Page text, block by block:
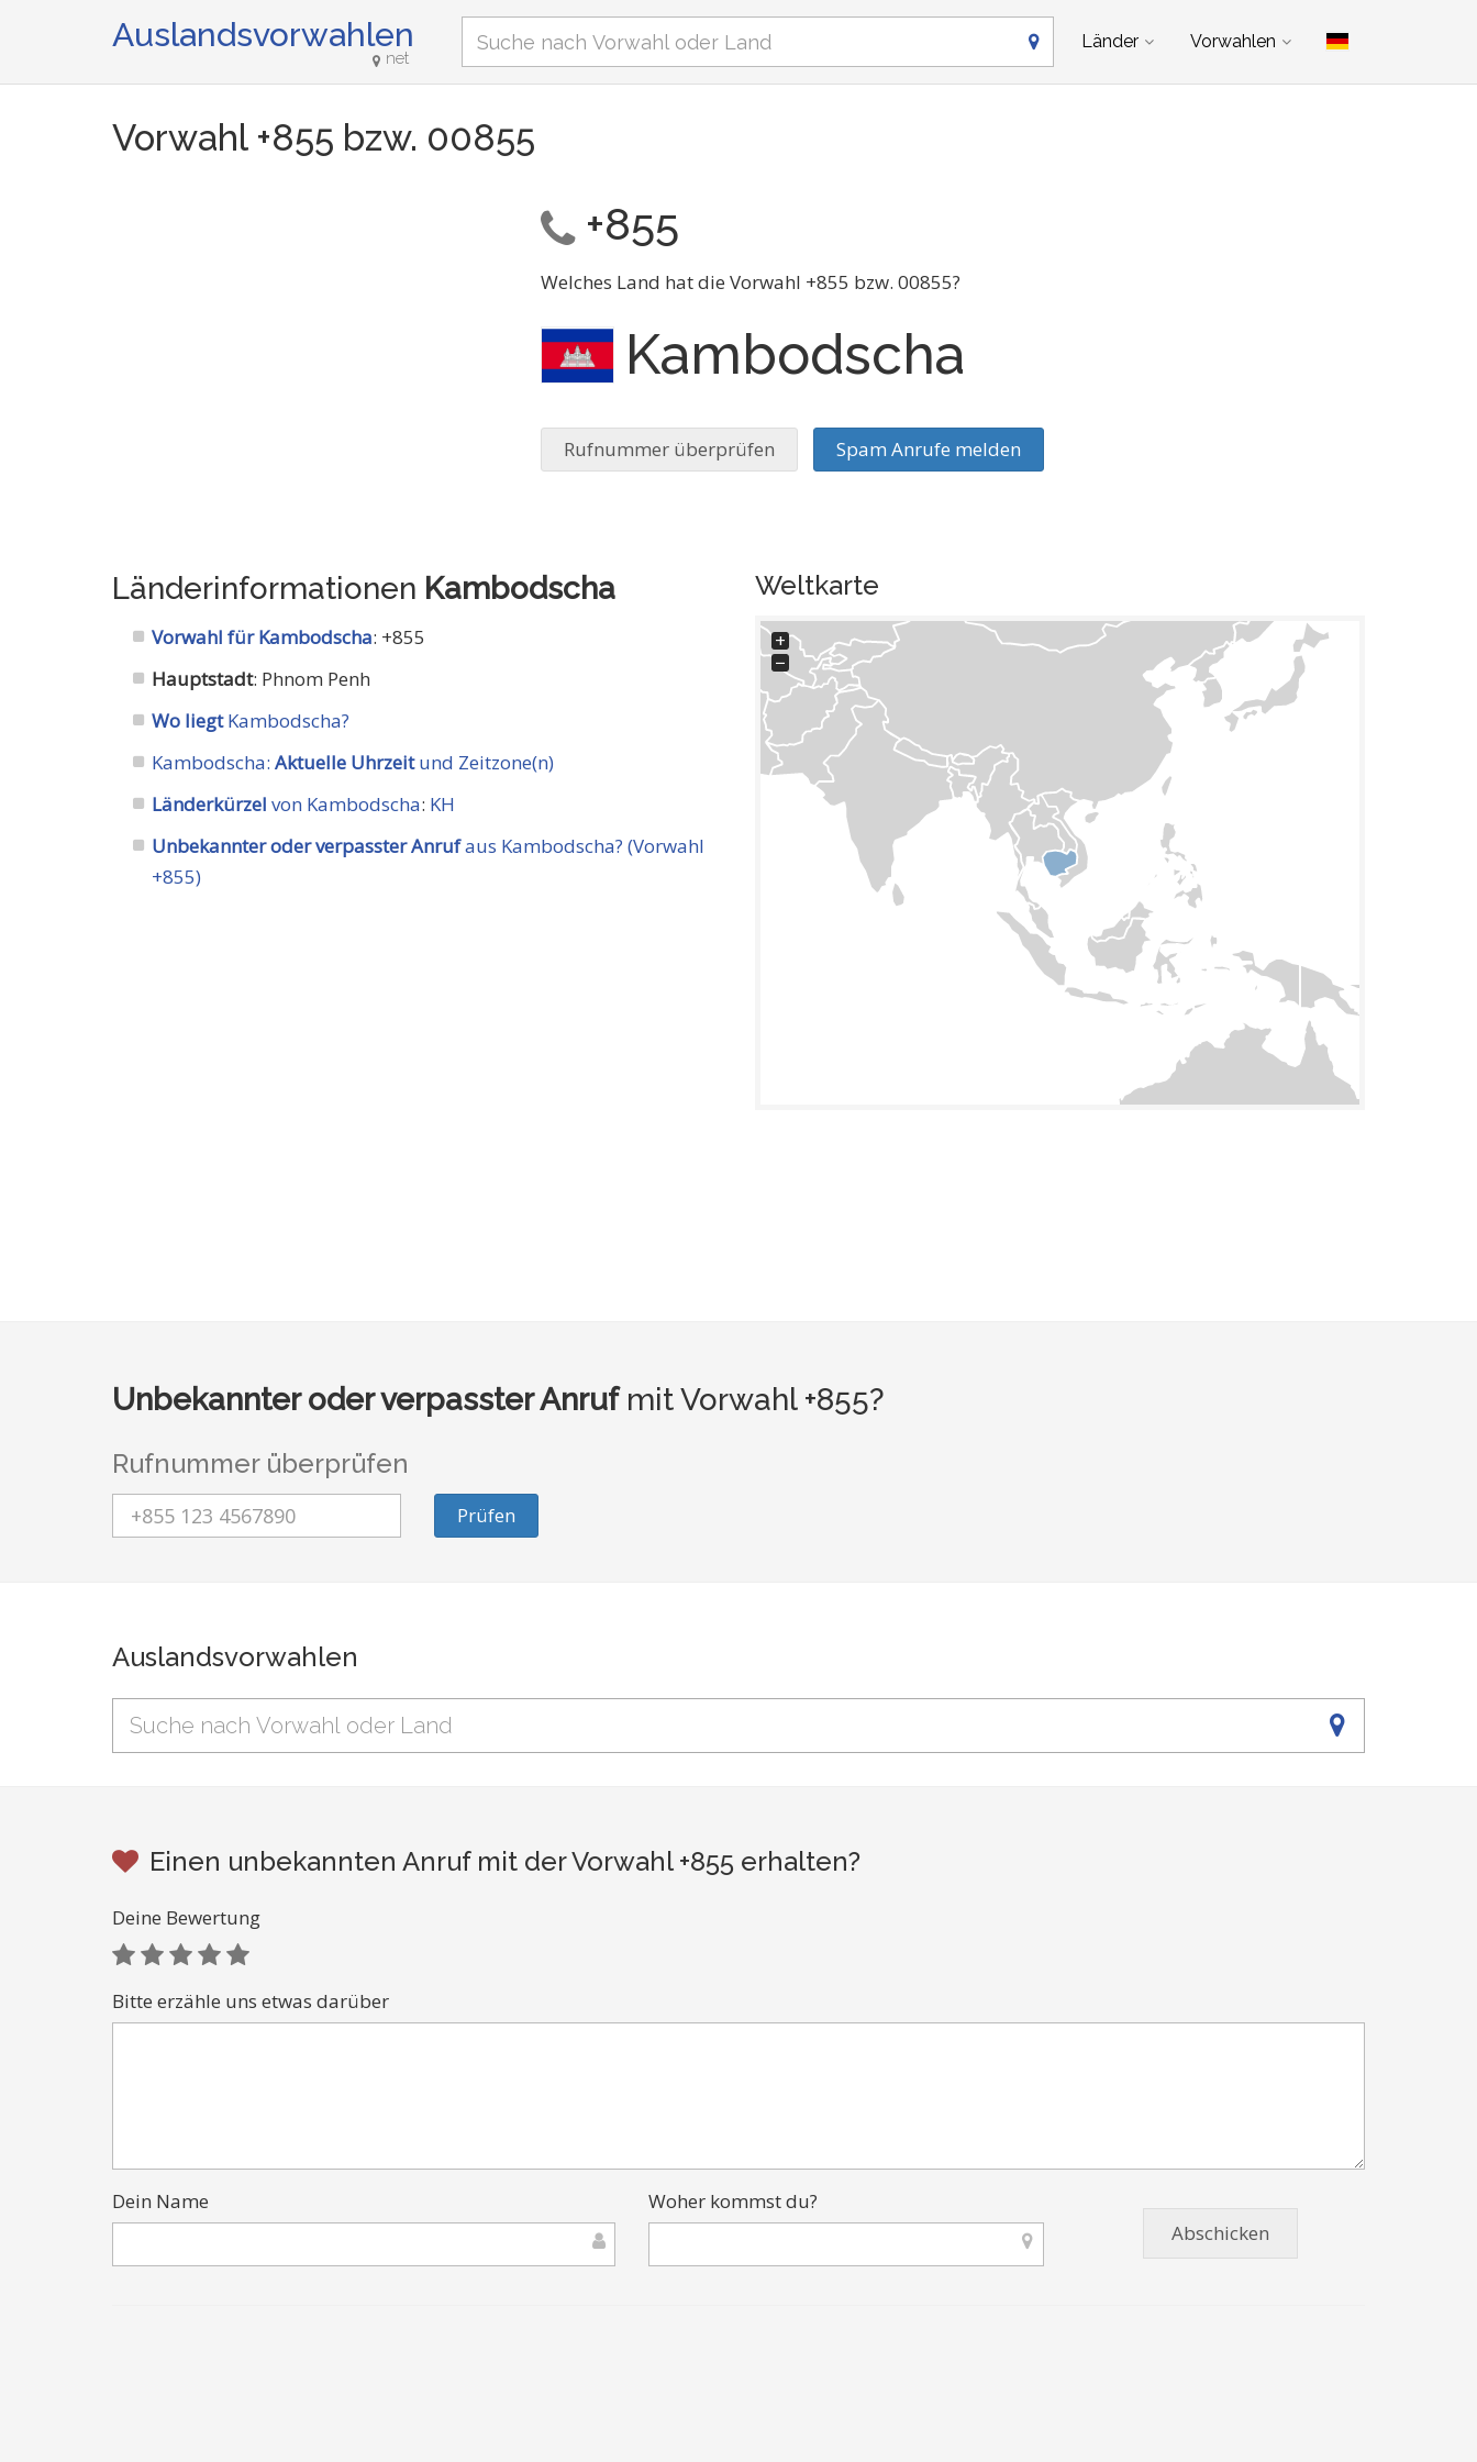
Auslandsvorwahlen
net
Länder Vorwahlen
Vorwahl +855 bzw. 00855
+855
Welches Land hat die Vorwahl +855 bzw. 00855?
Kambodscha
Rufnummer überprüfen Spam Anrufe melden
Länderinformationen Kambodscha
Vorwahl für Kambodscha: +855
Hauptstadt: Phnom Penh
Wo liegtKambodscha?
Kambodscha:Aktuelle Uhrzeitund Zeitzone(n)
Länderkürzel von Kambodscha: KH
Unbekannter oder verpasster Anrufaus Kambodscha? (Vorwahl
+855)
Weltkarte
+
−
Unbekannter oder verpasster Anrufmit Vorwahl +855?
Rufnummer überprüfen
Prüfen
Auslandsvorwahlen
Einen unbekannten Anruf mit der Vorwahl +855 erhalten?
Deine Bewertung
Bitte erzähle uns etwas darüber
Dein Name Woher kommst du?